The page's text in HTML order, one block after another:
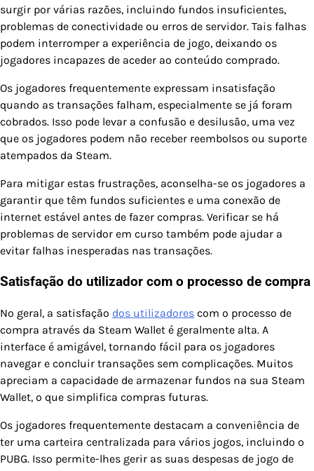
surgir por várias razões, incluindo fundos insuficientes,
problemas de conectividade ou erros de servidor. Tais falhas
podem interromper a experiência de jogo, deixando os
jogadores incapazes de aceder ao conteúdo comprado.
Os jogadores frequentemente expressam insatisfação
quando as transações falham, especialmente se já foram
cobrados. Isso pode levar a confusão e desilusão, uma vez
que os jogadores podem não receber reembolsos ou suporte
atempados da Steam.
Para mitigar estas frustrações, aconselha-se os jogadores a
garantir que têm fundos suficientes e uma conexão de
internet estável antes de fazer compras. Verificar se há
problemas de servidor em curso também pode ajudar a
evitar falhas inesperadas nas transações.
Satisfação do utilizador com o processo de compra
No geral, a satisfação dos utilizadores com o processo de
compra através da Steam Wallet é geralmente alta. A
interface é amigável, tornando fácil para os jogadores
navegar e concluir transações sem complicações. Muitos
apreciam a capacidade de armazenar fundos na sua Steam
Wallet, o que simplifica compras futuras.
Os jogadores frequentemente destacam a conveniência de
ter uma carteira centralizada para vários jogos, incluindo o
PUBG. Isso permite-lhes gerir as suas despesas de jogo de